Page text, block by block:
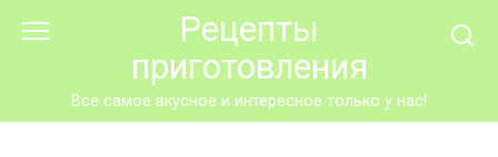
Рецепты
приготовления
Все самое вкусное и интересное только у нас!